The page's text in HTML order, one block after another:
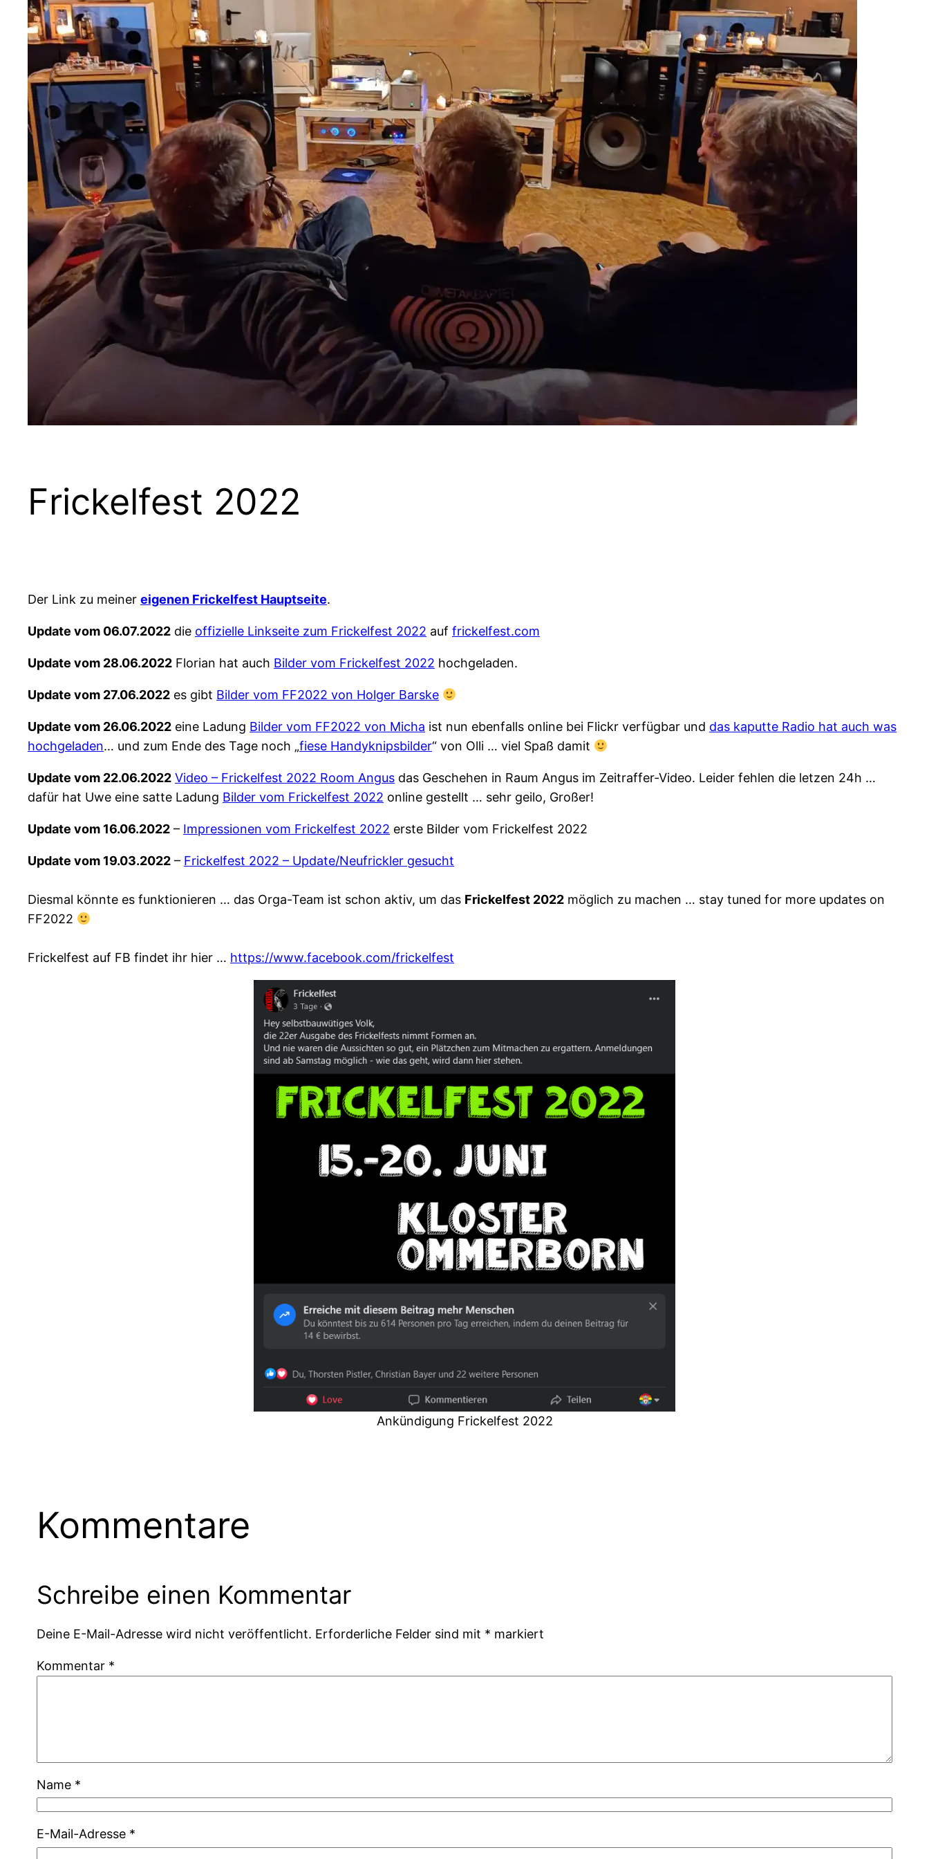
Frickelfest 2022
Der Link zu meiner eigenen Frickelfest Hauptseite.
Update vom 06.07.2022 die offizielle Linkseite zum Frickelfest 2022 auf frickelfest.com
Update vom 28.06.2022 Florian hat auch Bilder vom Frickelfest 2022 hochgeladen.
Update vom 27.06.2022 es gibt Bilder vom FF2022 von Holger Barske
Update vom 26.06.2022 eine Ladung Bilder vom FF2022 von Micha ist nun ebenfalls online bei Flickr verfügbar und das kaputte Radio hat auch was
hochgeladen… und zum Ende des Tage noch „fiese Handyknipsbilder“ von Olli … viel Spaß damit
Update vom 22.06.2022 Video – Frickelfest 2022 Room Angus das Geschehen in Raum Angus im Zeitraffer-Video. Leider fehlen die letzen 24h …
dafür hat Uwe eine satte Ladung Bilder vom Frickelfest 2022 online gestellt … sehr geilo, Großer!
Update vom 16.06.2022 – Impressionen vom Frickelfest 2022 erste Bilder vom Frickelfest 2022
Update vom 19.03.2022 – Frickelfest 2022 – Update/Neufrickler gesucht
Diesmal könnte es funktionieren … das Orga-Team ist schon aktiv, um das Frickelfest 2022 möglich zu machen … stay tuned for more updates on
FF2022
Frickelfest auf FB findet ihr hier … https://www.facebook.com/frickelfest
Ankündigung Frickelfest 2022
Kommentare
Schreibe einen Kommentar
Deine E-Mail-Adresse wird nicht veröffentlicht. Erforderliche Felder sind mit * markiert
Kommentar *
Name *
E-Mail-Adresse *